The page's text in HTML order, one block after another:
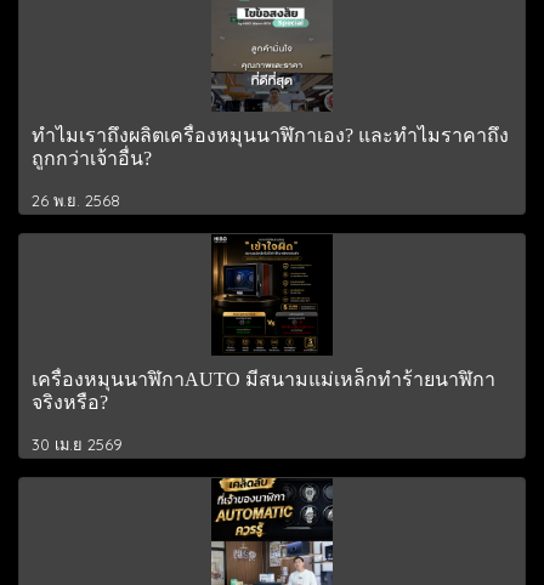
ทำไมเราถึงผลิตเครื่องหมุนนาฬิกาเอง? และทำไมราคาถึง
ถูกกว่าเจ้าอื่น?
26 พ.ย. 2568
เครื่องหมุนนาฬิกาAUTO มีสนามแม่เหล็กทำร้ายนาฬิกา
จริงหรือ?
30 เม.ย 2569